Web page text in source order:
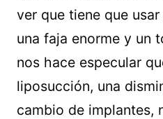
ver que tiene que
una faja enorme y un
nos hace especular
liposucción, una
cambio de implantes,